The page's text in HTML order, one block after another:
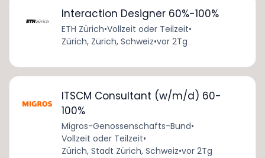
Interaction Designer 60%-100%
ETH Zürich•Vollzeit oder Teilzeit•
Zürich, Zürich, Schweiz•vor 2Tg
ITSCM Consultant (w/m/d) 60-
100%
Migros-Genossenschafts-Bund•
Vollzeit oder Teilzeit•
Zürich, Stadt Zürich, Schweiz•vor 2Tg